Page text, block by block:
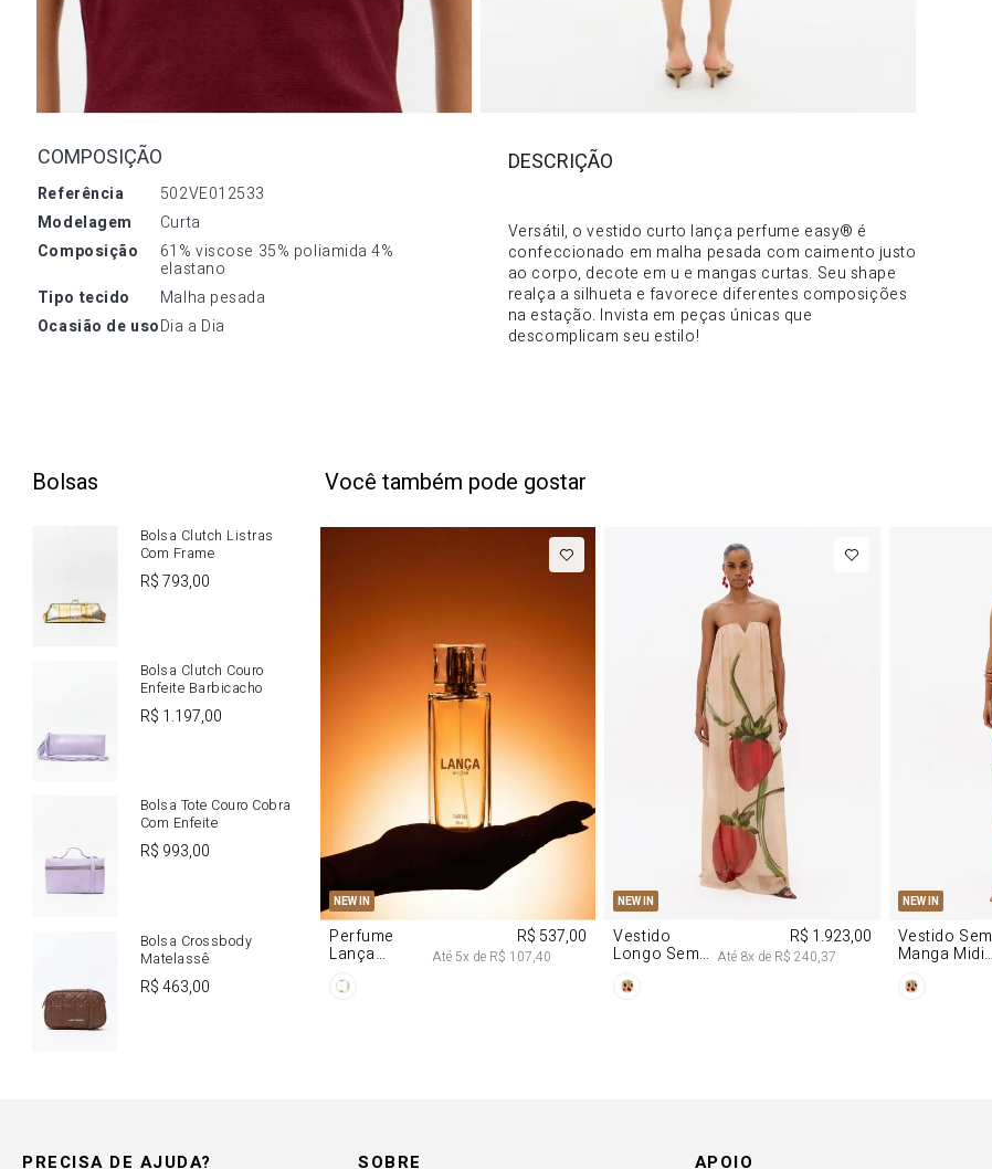
COMPOSIÇÃO
referência
502VE012533
modelagem
Curta
composição
61% viscose 35% poliamida 4%
elastano
tipo tecido
Malha pesada
ocasião de usoDia a Dia
Versátil, o vestido curto lança perfume easy® é
confeccionado em malha pesada com caimento justo
ao corpo, decote em u e mangas curtas. Seu shape
realça a silhueta e favorece diferentes composições
na estação. Invista em peças únicas que
descomplicam seu estilo!
Bolsas
Bolsa Clutch Listras
Com Frame
R$793,00
Bolsa Clutch Couro
Enfeite Barbicacho
R$ 1.197,00
Bolsa Tote Couro Cobra
Com Enfeite
R$ 993,00
Bolsa Crossbody
Matelassê
R$463,00
Você também pode gostar
NEW IN
U
Perfume
Lança
R$ 537,00
Até 5x de R$ 107,40
NEW IN
G
Vestido
Longo Sem
Chiffon
R$ 1.923,00
Até 8x de R$ 240,37
NEW IN
PP
Vestido Sem
Manga Midi
Morango
PRECISA DE AJUDA? SOBRE APOIO